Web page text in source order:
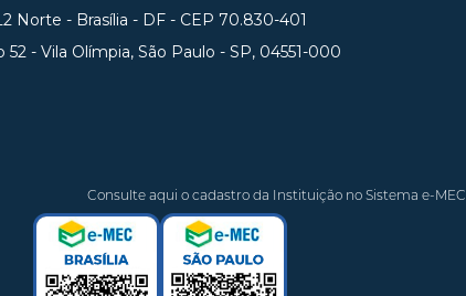
Norte - Brasília - DF - CEP 70.830-401
- Vila Olímpia, São Paulo - SP, 04551-000
Consulte aqui o cadastro da Instituição no Sistema e-MEC